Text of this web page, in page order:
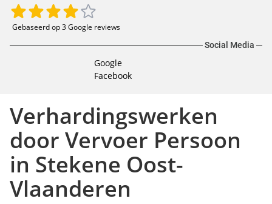
Gebaseerd op 3 Google reviews
Social Media
Google
Facebook
Verhardingswerken
door Vervoer Persoon
in Stekene Oost-
Vlaanderen